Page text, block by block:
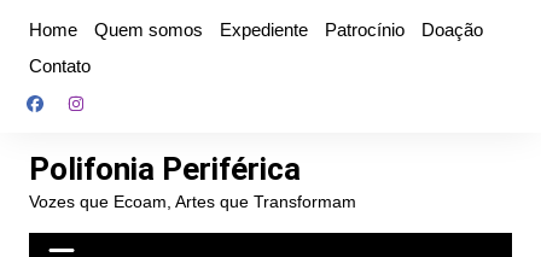
conteúdo
Home Quem somos Expediente Patrocínio
Doação
Contato
Polifonia Periférica
Vozes que Ecoam, Artes que Transformam